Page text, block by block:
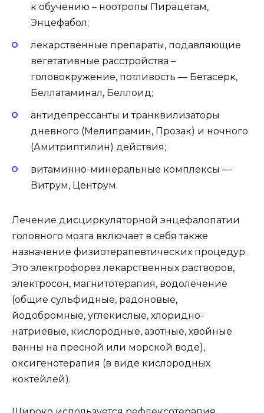
к обучению – ноотропы Пирацетам,
Энцефабол;
лекарственные препараты, подавляющие
вегетативные расстройства –
головокружение, потливость — Бетасерк,
Беллатаминал, Беллоид;
антидепрессанты и транквилизаторы
дневного (Мелипрамин, Прозак) и ночного
(Амитриптилин) действия;
витаминно-минеральные комплексы —
Витрум, Центрум.
Лечение дисциркуляторной энцефалопатии
головного мозга включает в себя также
назначение физиотерапевтических процедур.
Это электрофорез лекарственных растворов,
электросон, магнитотерапия, водолечение
(общие сульфидные, радоновые,
йодобромные, углекислые, хлоридно-
натриевые, кислородные, азотные, хвойные
ванны на пресной или морской воде),
оксигенотерапия (в виде кислородных
коктейлей).